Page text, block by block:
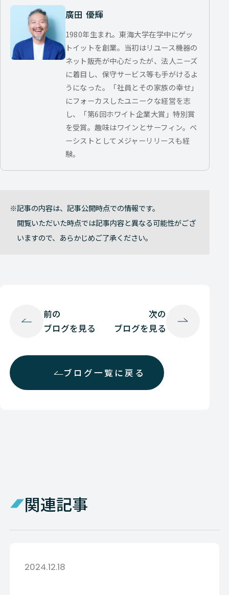
廣田 優輝
1980年生まれ。東海大学在学中にゲッ
トイットを創業。当初はリユース機器の
ネット販売が中心だったが、法人ニーズ
に着目し、保守サービス等も手がけるよ
うになった。「社員とその家族の幸せ」
にフォーカスしたユニークな経営を志
し、「第6回ホワイト企業大賞」特別賞
を受賞。趣味はワインとサーフィン。ベ
ーシストとしてメジャーリリースも経
験。
記事の内容は、記事公開時点での情報です。
閲覧いただいた時点では記事内容と異なる可能性がござ
いますので、あらかじめご了承ください。
前の
ブログを見る
ブログ一覧に戻る
次の
ブログを見る
関連記事
2024.12.18